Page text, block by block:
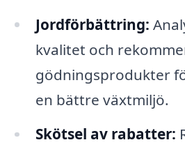
Jordförbättring:
kvalitet och
gödningsprodukter
en bättre växtmiljö.
Skötsel av rabatter: